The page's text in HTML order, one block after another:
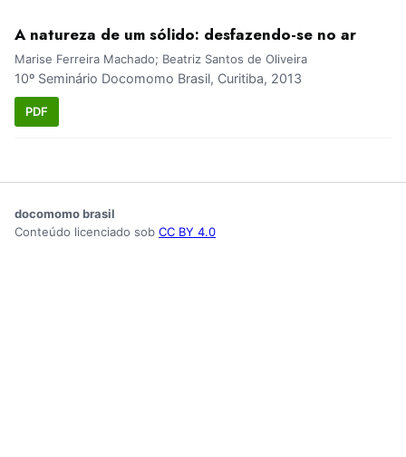
A natureza de um sólido: desfazendo-se no ar
Marise Ferreira Machado; Beatriz Santos de Oliveira
10º Seminário Docomomo Brasil, Curitiba, 2013
PDF
docomomo brasil
Conteúdo licenciado sob CC BY 4.0